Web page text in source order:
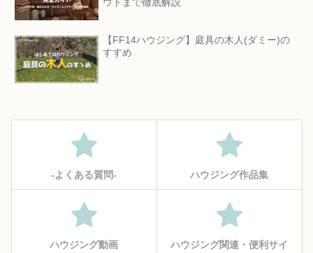
【FF14ハウジング】庭具の木人(ダミー)の
すすめ
‐よくある質問‐ ハウジング作品集
ハウジング動画
ハウジング関連・便利サイ